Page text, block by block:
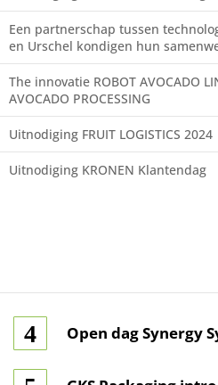
Een partnerschap tussen
en Urschel kondigen hun
The innovatie ROBOT AVOCADO
AVOCADO PROCESSING
Uitnodiging FRUIT LOGISTICS 2024
Uitnodiging KRONEN Klantendag
Open dag Synergy